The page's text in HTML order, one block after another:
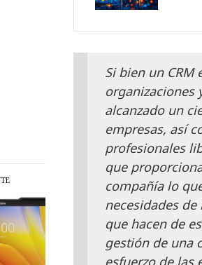
Si bien un
organizaciones
alcanzado un
empresas, así
profesionales
que
compañía lo
necesidades
que hacen de
gestión de una
esfuerzo de las